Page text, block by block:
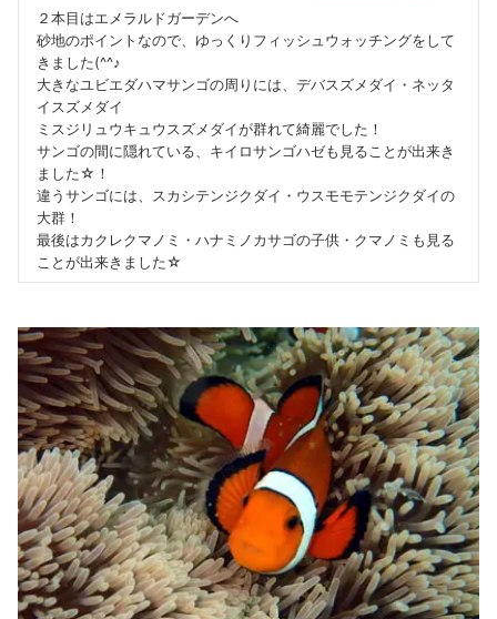
２本目はエメラルドガーデンへ
砂地のポイントなので、ゆっくりフィッシュウォッチングをして
きました(^^♪
大きなユビエダハマサンゴの周りには、デバスズメダイ・ネッタ
イスズメダイ
ミスジリュウキュウスズメダイが群れて綺麗でした！
サンゴの間に隠れている、キイロサンゴハゼも見ることが出来き
ました☆！
違うサンゴには、スカシテンジクダイ・ウスモモテンジクダイの
大群！
最後はカクレクマノミ・ハナミノカサゴの子供・クマノミも見る
ことが出来きました☆